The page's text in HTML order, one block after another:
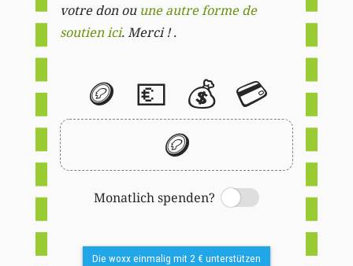
votre don ou une autre forme de
soutien ici. Merci ! .
🪙 💶 💰 💳
🪙
Monatlich spenden?
Switch
Die woxx einmalig mit 2 € unterstützen